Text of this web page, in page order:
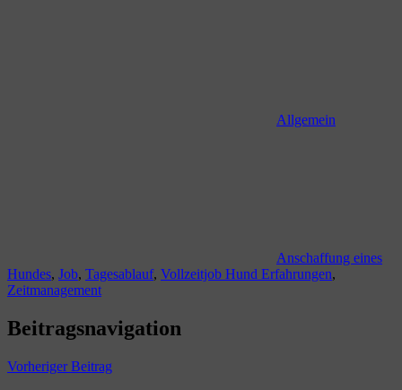
Allgemein
Anschaffung eines
Hundes, Job, Tagesablauf, Vollzeitjob Hund Erfahrungen,
Zeitmanagement
Beitragsnavigation
Vorheriger Beitrag